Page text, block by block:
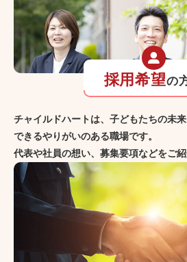
採用希望の
チャイルドハートは、子どもたちの未
できるやりがいのある職場です。
代表や社員の想い、募集要項などをご紹